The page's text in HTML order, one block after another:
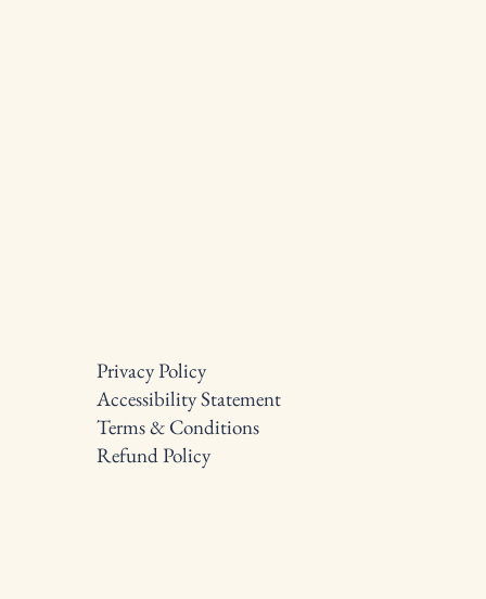
Privacy Policy
Accessibility Statement
Terms & Conditions
Refund Policy